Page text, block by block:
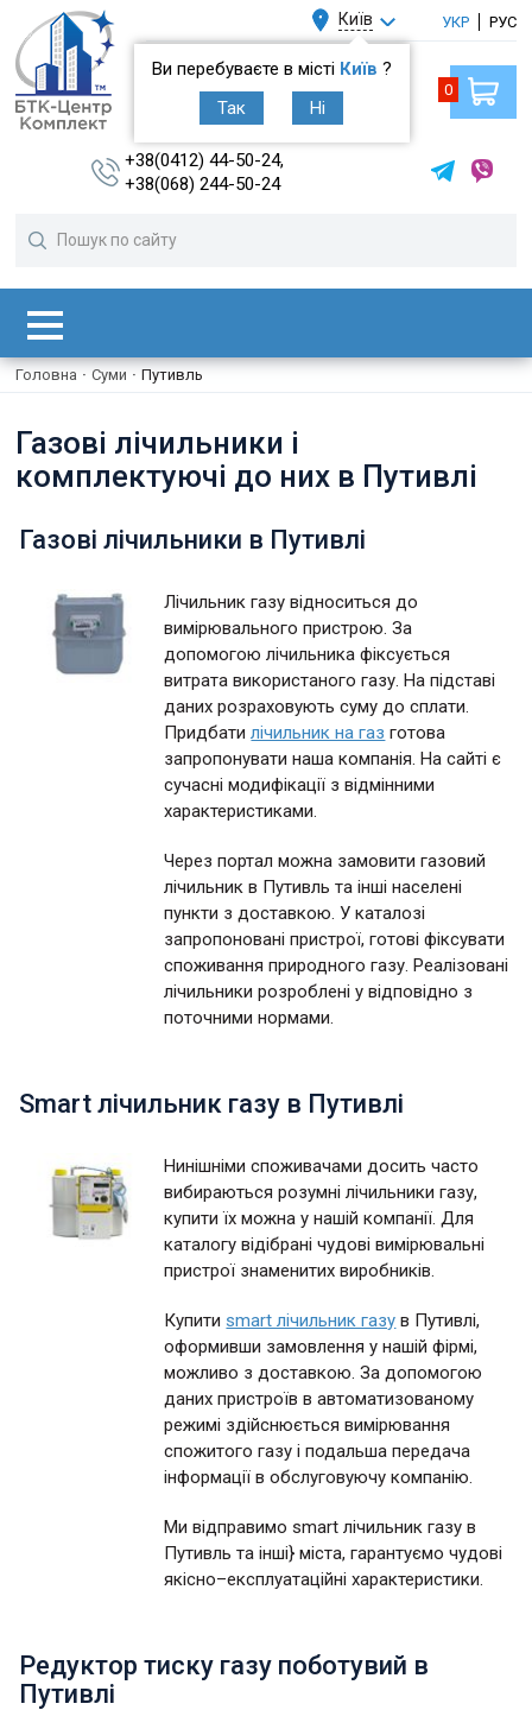
Київ
Ви перебуваєте в місті Київ ?
Так
Ні
УКР РУС
+38(0412) 44-50-24,
+38(068) 244-50-24
0
Головна · Суми · Путивль
Газові лічильники і
комплектуючі до них в Путивлі
Газові лічильники в Путивлі
Лічильник газу відноситься до
вимірювального пристрою. За
допомогою лічильника фіксується
витрата використаного газу. На підставі
даних розраховують суму до сплати.
Придбатилічильник на газ готова
запропонувати наша компанія. На сайті є
сучасні модифікації з відмінними
характеристиками.
Через портал можна замовити газовий
лічильник в Путивль та інші населені
пункти з доставкою. У каталозі
запропоновані пристрої, готові фіксувати
споживання природного газу. Реалізовані
лічильники розроблені у відповідно з
поточними нормами.
Smart лічильник газу в Путивлі
Нинішніми споживачами досить часто
вибираються розумні лічильники газу,
купити їх можна у нашій компанії. Для
каталогу відібрані чудові вимірювальні
пристрої знаменитих виробників.
Купитиsmart лічильник газу в Путивлі,
оформивши замовлення у нашій фірмі,
можливо з доставкою. За допомогою
даних пристроїв в автоматизованому
режимі здійснюється вимірювання
спожитого газу і подальша передача
інформації в обслуговуючу компанію.
Ми відправимо smart лічильник газу в
Путивль та інші} міста, гарантуємо чудові
якісно–експлуатаційні характеристики.
Редуктор тиску газу поботувий в
Путивлі